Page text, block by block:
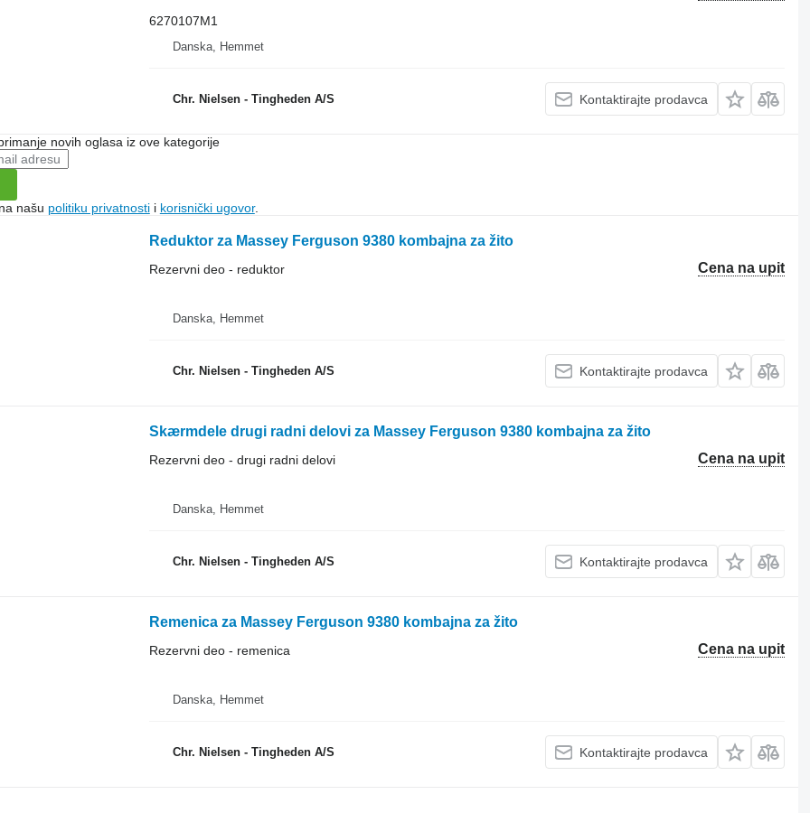
6270107M1
Danska, Hemmet
Chr. Nielsen - Tingheden A/S Kontaktirajte prodavca
novih oglasa iz ove kategorije
našu politiku privatnostii korisnički ugovor.
Reduktor za Massey Ferguson 9380 kombajna za žito
Cena na upit
Rezervni deo - reduktor
Danska, Hemmet
Chr. Nielsen - Tingheden A/S Kontaktirajte prodavca
Skærmdele drugi radni delovi za Massey Ferguson 9380 kombajna za žito
Cena na upit
Rezervni deo - drugi radni delovi
Danska, Hemmet
Chr. Nielsen - Tingheden A/S Kontaktirajte prodavca
Remenica za Massey Ferguson 9380 kombajna za žito
Cena na upit
Rezervni deo - remenica
Danska, Hemmet
Chr. Nielsen - Tingheden A/S Kontaktirajte prodavca